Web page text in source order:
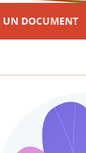
UN DOCUMENT